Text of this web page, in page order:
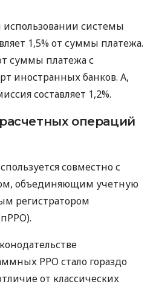
использовании системы
1,5% от суммы платежа.
суммы платежа с
иностранных банков. А,
составляет 1,2%.
операций
совместно с
объединяющим учетную
регистратором
РРО стало гораздо
от классических